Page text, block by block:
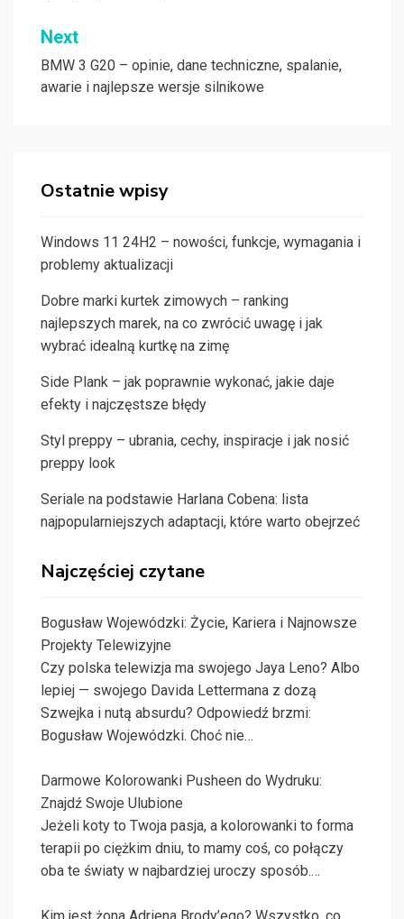
Next
BMW 3 G20 – opinie, dane techniczne, spalanie,
awarie i najlepsze wersje silnikowe
Ostatnie wpisy
Windows 11 24H2 – nowości, funkcje, wymagania i
problemy aktualizacji
Dobre marki kurtek zimowych – ranking
najlepszych marek, na co zwrócić uwagę i jak
wybrać idealną kurtkę na zimę
Side Plank – jak poprawnie wykonać, jakie daje
efekty i najczęstsze błędy
Styl preppy – ubrania, cechy, inspiracje i jak nosić
preppy look
Seriale na podstawie Harlana Cobena: lista
najpopularniejszych adaptacji, które warto obejrzeć
Najczęściej czytane
Bogusław Wojewódzki: Życie, Kariera i Najnowsze
Projekty Telewizyjne
Czy polska telewizja ma swojego Jaya Leno? Albo
lepiej — swojego Davida Lettermana z dozą
Szwejka i nutą absurdu? Odpowiedź brzmi:
Bogusław Wojewódzki. Choć nie…
Darmowe Kolorowanki Pusheen do Wydruku:
Znajdź Swoje Ulubione
Jeżeli koty to Twoja pasja, a kolorowanki to forma
terapii po ciężkim dniu, to mamy coś, co połączy
oba te światy w najbardziej uroczy sposób.…